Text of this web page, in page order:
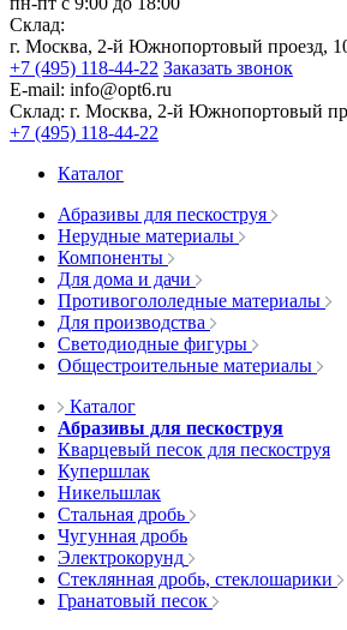
Склад:
г. Москва, 2-й Южнопортовый проезд,
+7 (495) 118-44-22 Заказать звонок
E-mail: info@opt6.ru
Склад: г. Москва, 2-й Южнопортовый
+7 (495) 118-44-22
Каталог
Абразивы для пескоструя
Нерудные материалы
Компоненты
Для дома и дачи
Противогололедные материалы
Для производства
Светодиодные фигуры
Общестроительные материалы
Каталог
Абразивы для пескоструя
Кварцевый песок для пескоструя
Купершлак
Никельшлак
Стальная дробь
Чугунная дробь
Электрокорунд
Стеклянная дробь, стеклошарики
Гранатовый песок